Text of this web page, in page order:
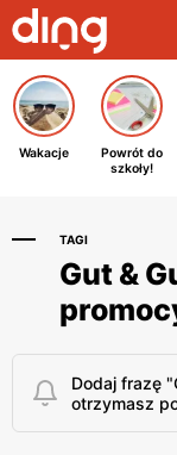
Wakacje
Powrót do
szkoły!
TAGI
Gut &
Dodaj frazę
otrzymasz